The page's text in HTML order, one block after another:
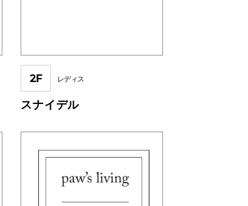
2F レディス
スナイデル